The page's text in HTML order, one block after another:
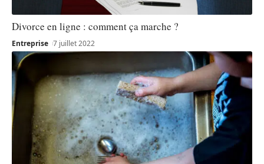
Divorce en ligne : comment ça marche ?
Entreprise 7 juillet 2022